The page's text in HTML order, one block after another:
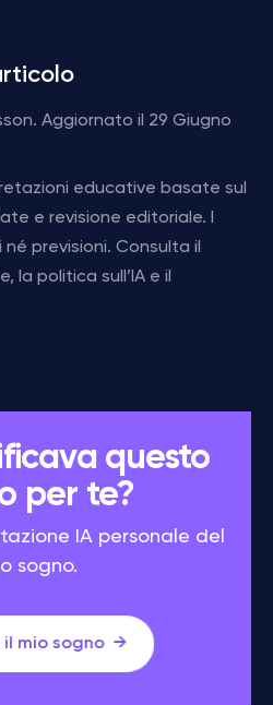
Aggiornato il 29 Giugno
educative basate sul
e revisione editoriale. I
previsioni. Consulta il
la politica sull’IA e il
questo
per te?
IA personale del
sogno.
il mio sogno